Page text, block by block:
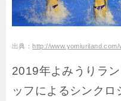
出典：http://www.yomiuriland.com/
2019年よみうりラ
ッフによるシンクロ